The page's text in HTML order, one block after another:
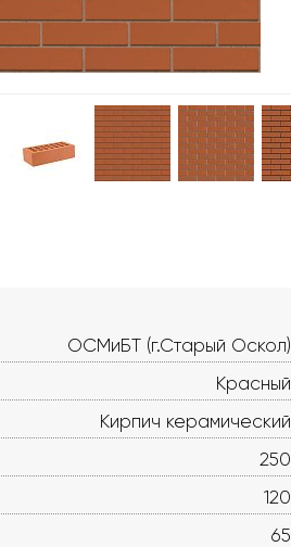
ОСМиБТ (г.Старый Оскол)
Красный
Кирпич керамический
250
120
65